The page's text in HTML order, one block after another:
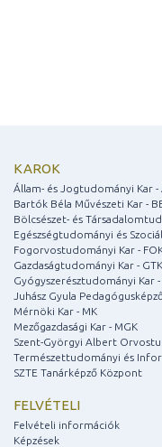
KAROK
Állam- és Jogtudományi Kar -
Bartók Béla Művészeti Kar -
Bölcsészet- és
Egészségtudományi és
Fogorvostudományi Kar -
Gazdaságtudományi Kar - GTK
Gyógyszerésztudományi Kar -
Juhász Gyula
Mérnöki Kar - MK
Mezőgazdasági Kar - MGK
Szent-Györgyi Albert
Természettudományi és
SZTE Tanárképző Központ
FELVÉTELI
Felvételi információk
Képzések